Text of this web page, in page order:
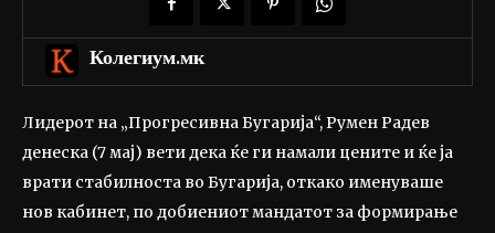
Колегиум.мк
Лидерот на „Прогресивна Бугарија“, Румен Радев
денеска (7 мај) вети дека ќе ги намали цените и ќе ја
врати стабилноста во Бугарија, откако именуваше
нов кабинет, по добиениот мандатот за формирање